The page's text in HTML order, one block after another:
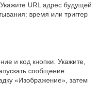
URL адрес будущей
время или триггер
и код кнопки. Укажите,
сообщение.
«Изображение», затем